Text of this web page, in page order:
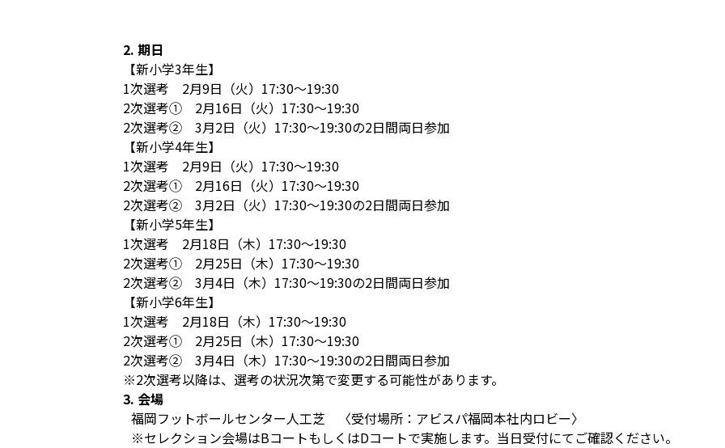
2. 期日
【新小学3年生】
1次選考 2月9日（火）17:30～19:30
2次選考① 2月16日（火）17:30～19:30
2次選考② 3月2日（火）17:30〜19:30の2日間両日参加
【新小学4年生】
1次選考 2月9日（火）17:30～19:30
2次選考① 2月16日（火）17:30～19:30
2次選考② 3月2日（火）17:30〜19:30の2日間両日参加
【新小学5年生】
1次選考 2月18日（木）17:30～19:30
2次選考① 2月25日（木）17:30～19:30
2次選考② 3月4日（木）17:30〜19:30の2日間両日参加
【新小学6年生】
1次選考 2月18日（木）17:30～19:30
2次選考① 2月25日（木）17:30～19:30
2次選考② 3月4日（木）17:30〜19:30の2日間両日参加
※2次選考以降は、選考の状況次第で変更する可能性があります。
3. 会場
福岡フットボールセンター人工芝 〈受付場所：アビスパ福岡本社内ロビー〉
※セレクション会場はBコートもしくはDコートで実施します。当日受付にてご確認ください。